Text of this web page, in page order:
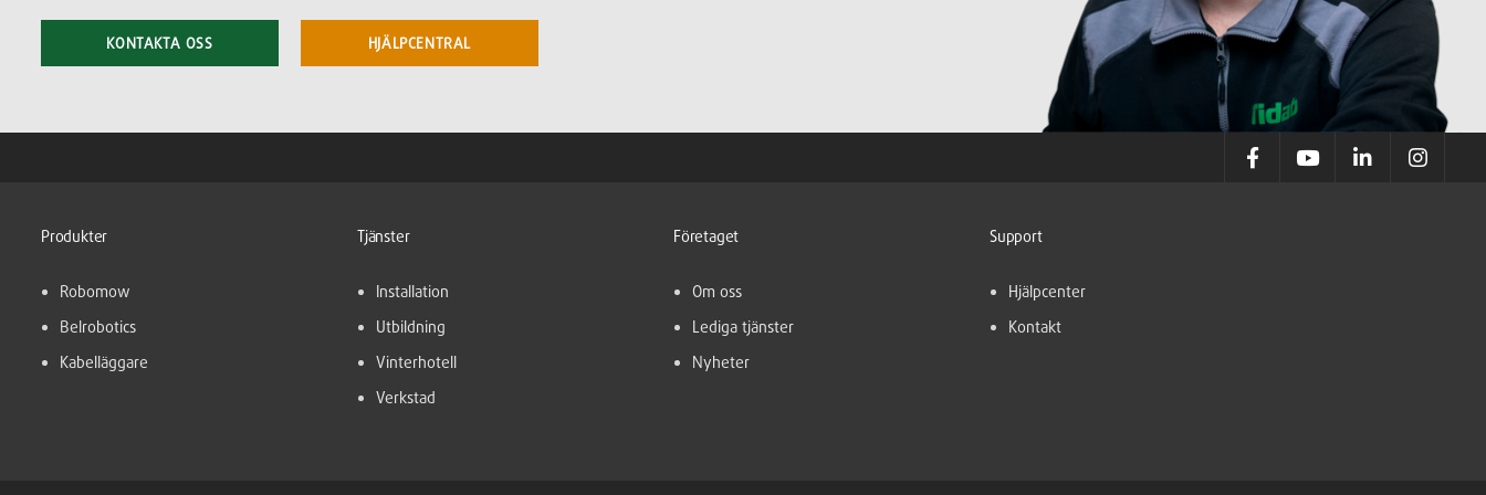
KONTAKTA OSS HJÄLPCENTRAL
Produkter
Robomow
Belrobotics
Kabelläggare
Tjänster
Installation
Utbildning
Vinterhotell
Verkstad
Företaget
Om oss
Lediga tjänster
Nyheter
Support
Hjälpcenter
Kontakt